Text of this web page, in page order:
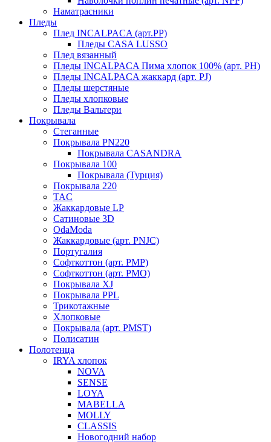
Наматрасники
Пледы
Плед INCALPACA (арт.PP)
Пледы CASA LUSSO
Плед вязанный
Пледы INCALPACA Пима хлопок 100% (арт. PH)
Пледы INCALPACA жаккард (арт. PJ)
Пледы шерстяные
Пледы хлопковые
Пледы Вальтери
Покрывала
Стеганные
Покрывала PN220
Покрывала CASANDRA
Покрывала 100
Покрывала (Турция)
Покрывала 220
TAC
Жаккардовые LP
Сатиновые 3D
OdaModa
Жаккардовые (арт. PNJC)
Португалия
Софткоттон (арт. PMP)
Софткоттон (арт. PMO)
Покрывала XJ
Покрывала PPL
Трикотажные
Хлопковые
Покрывала (арт. PMST)
Полисатин
Полотенца
IRYA хлопок
NOVA
SENSE
LOYA
MABELLA
MOLLY
CLASSIS
Новогодний набор